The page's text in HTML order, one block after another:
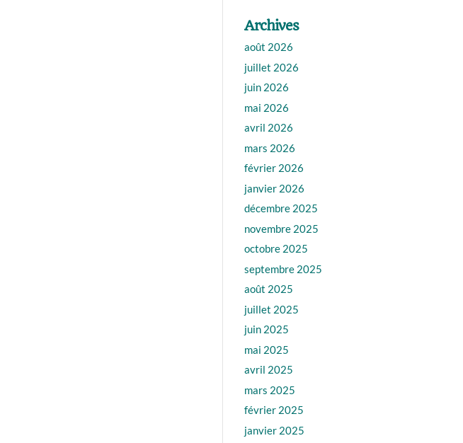
Archives
août 2026
juillet 2026
juin 2026
mai 2026
avril 2026
mars 2026
février 2026
janvier 2026
décembre 2025
novembre 2025
octobre 2025
septembre 2025
août 2025
juillet 2025
juin 2025
mai 2025
avril 2025
mars 2025
février 2025
janvier 2025